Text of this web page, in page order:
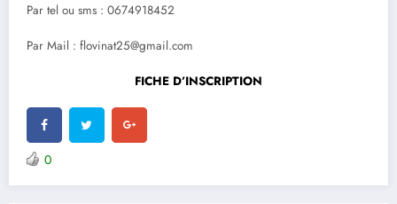
Par tel ou sms : 0674918452
Par Mail : flovinat25@gmail.com
FICHE D’INSCRIPTION
0